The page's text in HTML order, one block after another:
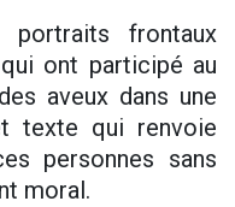
frontaux
ont participé au
aveux dans une
texte qui renvoie
personnes sans
moral.